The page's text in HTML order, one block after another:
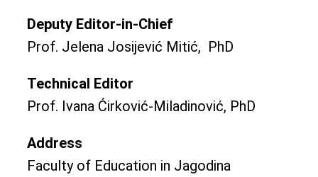
Deputy Editor-in-Chief
Prof. Jelena Josijević Mitić, PhD
Technical Editor
Prof. Ivana Ćirković-Miladinović, PhD
Address
Faculty of Education in Jagodina